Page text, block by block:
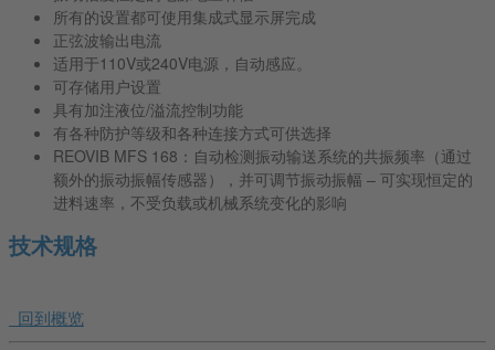
所有的设置都可使用集成式显示屏完成
正弦波输出电流
适用于110V或240V电源，自动感应。
可存储用户设置
具有加注液位/溢流控制功能
有各种防护等级和各种连接方式可供选择
REOVIB MFS 168：自动检测振动输送系统的共振频率（通过
额外的振动振幅传感器），并可调节振动振幅 – 可实现恒定的
进料速率，不受负载或机械系统变化的影响
技术规格
回到概览